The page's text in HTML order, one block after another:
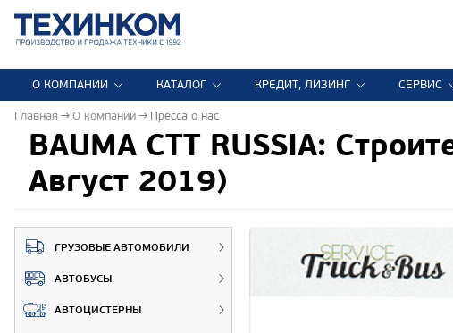
О КОМПАНИИ КАТАЛОГ КРЕДИТ, ЛИЗИНГ СЕРВИС
Главная О компании Пресса о нас
BAUMA CTT RUSSIA:
Август 2019)
ГРУЗОВЫЕ АВТОМОБИЛИ
АВТОБУСЫ
АВТОЦИСТЕРНЫ